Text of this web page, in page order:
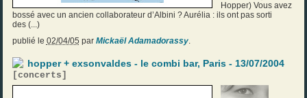
Hopper) Vous avez
bossé avec un ancien collaborateur d’Albini ? Aurélia : ils ont pas sorti
des (...)
publié le 02/04/05 par Mickaël Adamadorassy.
hopper + exsonvaldes - le combi bar, Paris - 13/07/2004
[concerts ]